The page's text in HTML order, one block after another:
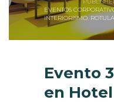
EVENTOS
INTERIORISMO,
Evento
en